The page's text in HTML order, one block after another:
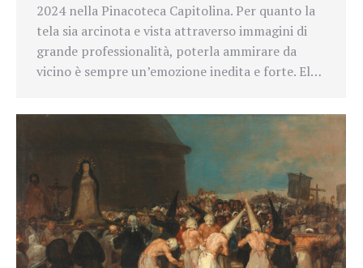
2024 nella Pinacoteca Capitolina. Per quanto la
tela sia arcinota e vista attraverso immagini di
grande professionalità, poterla ammirare da
vicino è sempre un’emozione inedita e forte. El…